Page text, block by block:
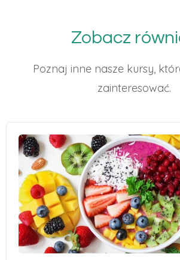
Zobacz
Poznaj inne nasze kursy,
zainteresować.